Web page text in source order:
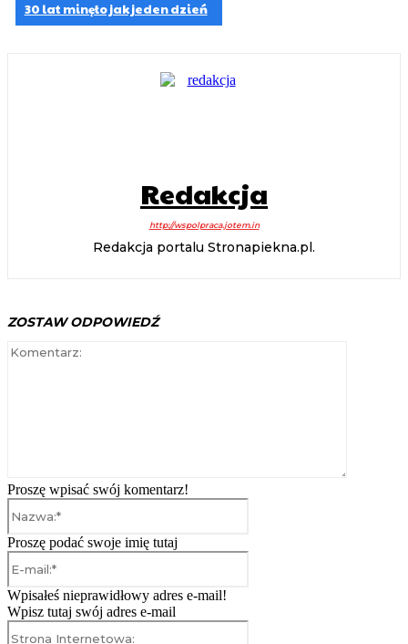
30 lat minęło jak jeden dzień
Redakcja
http://wspolpraca.jotem.in
Redakcja portalu Stronapiekna.pl.
ZOSTAW ODPOWIEDŹ
Proszę wpisać swój komentarz!
Proszę podać swoje imię tutaj
Wpisałeś nieprawidłowy adres e-mail!
Wpisz tutaj swój adres e-mail